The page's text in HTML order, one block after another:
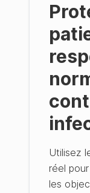
Utilisez
réel
les